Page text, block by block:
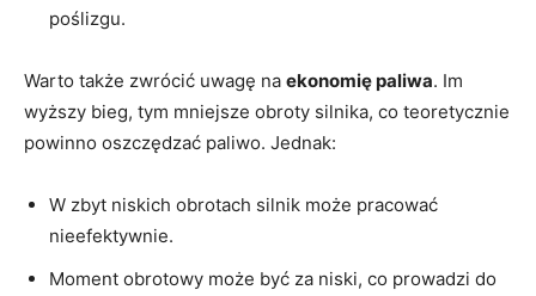
poślizgu.
Warto także zwrócić uwagę na ekonomię paliwa. Im
wyższy bieg, tym mniejsze obroty silnika, co teoretycznie
powinno oszczędzać paliwo. Jednak:
W zbyt niskich obrotach silnik może pracować
nieefektywnie.
Moment obrotowy może być za niski, co prowadzi do